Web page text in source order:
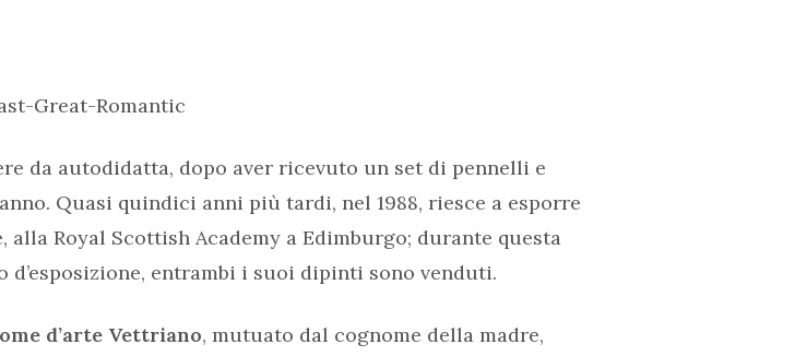
Great-Romantic
da autodidatta, dopo aver ricevuto un set di pennelli e
Quasi quindici anni più tardi, nel 1988, riesce a esporre
Royal Scottish Academy a Edimburgo; durante questa
d’esposizione, entrambi i suoi dipinti sono venduti.
d’arte Vettriano, mutuato dal cognome della madre,